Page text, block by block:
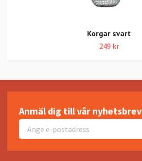
Korgar svart
249 kr
Anmäl dig till vår nyhetsbrev